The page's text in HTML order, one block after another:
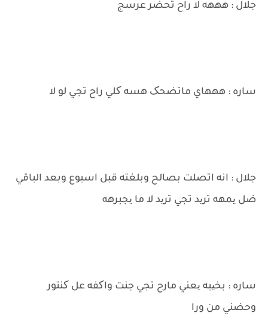
جلال : هههه لا راح تحضر عرسج
ساره : هههاي ماتضحک هسه کلي راح تجي لو لا
جلال : انه اتصلت بصالح وبلغته قبل اسبوع وبعد الباقي
ضل یمهه ترید تجي ترید لا ما یجبرهه
ساره : بخیبه یعني مارح تجي جنت واکفه عل کنتور
وحضني من ورا